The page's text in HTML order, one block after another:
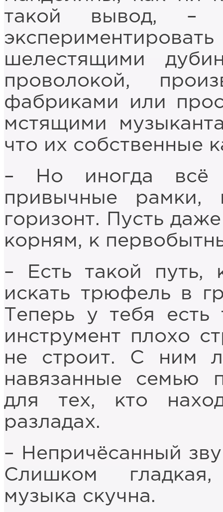
такой вывод, –
шелестящими
проволокой,
фабриками или
мстящими
что их собственные
– Но иногда всё
привычные рамки,
горизонт. Пусть
корням, к
– Есть такой путь,
искать трюфель в
Теперь у тебя есть
инструмент плохо
не строит. С ним
навязанные семью
для тех, кто
разладах.
– Непричёсанный
Слишком
музыка скучна.